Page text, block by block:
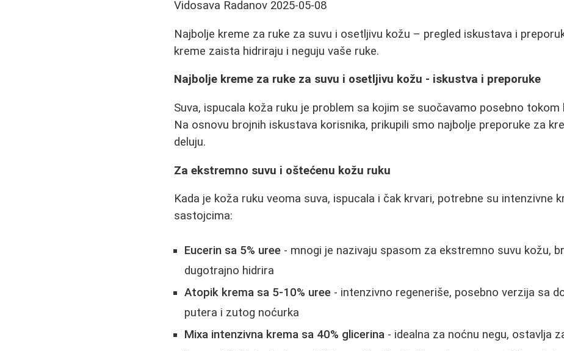
Vidosava Radanov 2025-05-08
Najbolje kreme za ruke za suvu i osetljivu kožu – pregled iskustava i
kreme zaista hidriraju i neguju vaše ruke.
Najbolje kreme za ruke za suvu i osetljivu kožu - iskustva i preporuke
Suva, ispucala koža ruku je problem sa kojim se suočavamo posebno tokom
Na osnovu brojnih iskustava korisnika, prikupili smo najbolje preporuke za
deluju.
Za ekstremno suvu i oštećenu kožu ruku
Kada je koža ruku veoma suva, ispucala i čak krvari, potrebne su intenzivne
sastojcima:
Eucerin sa 5% uree - mnogi je nazivaju spasom za ekstremno suvu kožu,
dugotrajno hidrira
Atopik krema sa 5-10% uree - intenzivno regeneriše, posebno verzija sa
putera i zutog noćurka
Mixa intenzivna krema sa 40% glicerina - idealna za noćnu negu, ostavlja